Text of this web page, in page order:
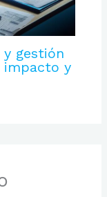
gestión
impacto y